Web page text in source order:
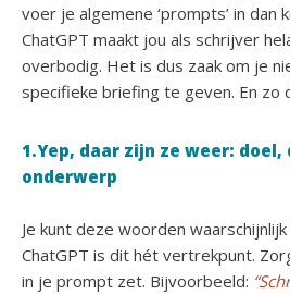
voer je algemene ‘prompts’ in dan
ChatGPT maakt jou als schrijver
overbodig. Het is dus zaak om je
specifieke briefing te geven. En zo
1.Yep, daar zijn ze weer: doel,
onderwerp
Je kunt deze woorden
ChatGPT is dit hét vertrekpunt.
in je prompt zet. Bijvoorbeeld: